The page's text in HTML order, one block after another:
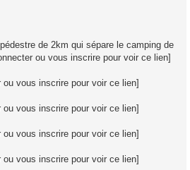
de 2km qui sépare le camping de
ou vous inscrire pour voir ce lien]
vous inscrire pour voir ce lien]
vous inscrire pour voir ce lien]
vous inscrire pour voir ce lien]
vous inscrire pour voir ce lien]